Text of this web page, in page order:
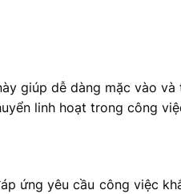
giúp dễ dàng mặc vào và
linh hoạt trong công
ứng yêu cầu công việc